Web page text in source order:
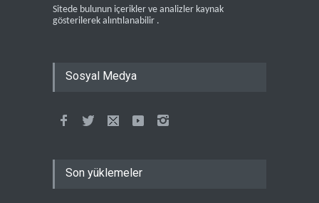
Sitede bulunun içerikler ve analizler kaynak
gösterilerek alıntılanabilir .
Sosyal Medya
Son yüklemeler